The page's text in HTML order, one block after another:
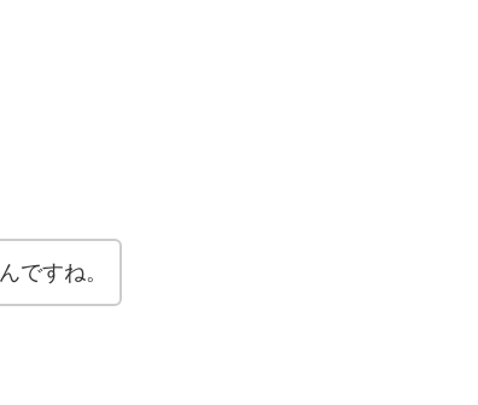
んですね。